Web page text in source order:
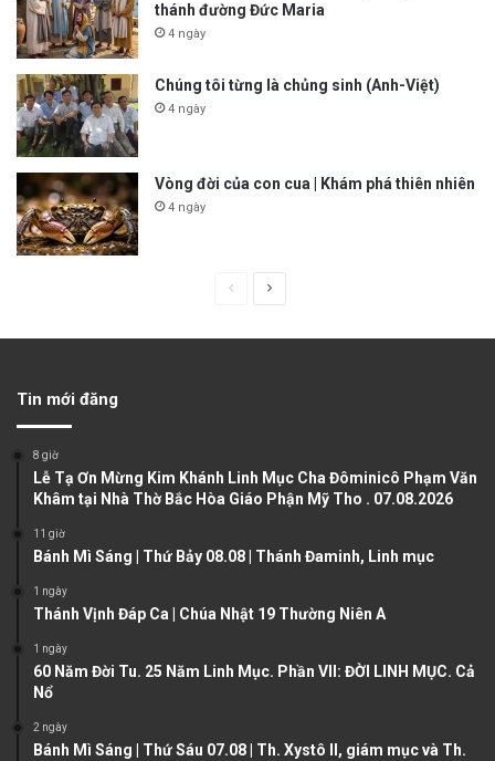
thánh đường Đức Maria
4 ngày
Chúng tôi từng là chủng sinh (Anh-Việt)
4 ngày
Vòng đời của con cua | Khám phá thiên nhiên
4 ngày
u
s
g
e
Tin mới đăng
8 giờ
Lễ Tạ Ơn Mừng Kim Khánh Linh Mục Cha Đôminicô Phạm Văn
Khâm tại Nhà Thờ Bắc Hòa Giáo Phận Mỹ Tho . 07.08.2026
11 giờ
Bánh Mì Sáng | Thứ Bảy 08.08 | Thánh Đaminh, Linh mục
1 ngày
Thánh Vịnh Đáp Ca | Chúa Nhật 19 Thường Niên A
1 ngày
60 Năm Đời Tu. 25 Năm Linh Mục. Phần VII: ĐỜI LINH MỤC. Cả
Nổ
2 ngày
Bánh Mì Sáng | Thứ Sáu 07.08 | Th. Xystô II, giám mục và Th.